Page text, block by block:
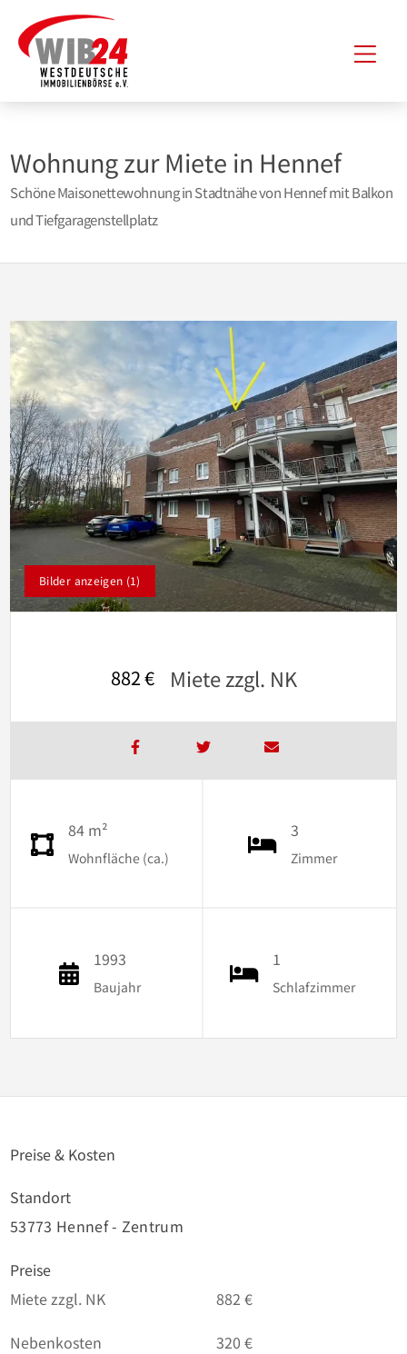
Inhalt
springen
Wohnung zur Miete in Hennef
Schöne Maisonettewohnung in Stadtnähe von Hennef mit Balkon
und Tiefgaragenstellplatz
Bilder anzeigen (1)
882 € Miete zzgl. NK
84 m²
Wohnfläche (ca.)
3
Zimmer
1993
Baujahr
1
Schlafzimmer
Preise & Kosten
Standort
53773 Hennef - Zentrum
Preise
Miete zzgl. NK
882 €
Nebenkosten
320 €